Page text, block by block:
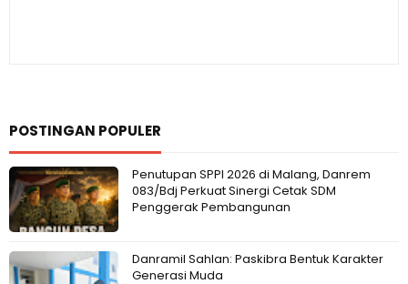
POSTINGAN POPULER
Penutupan SPPI 2026 di Malang, Danrem
083/Bdj Perkuat Sinergi Cetak SDM
Penggerak Pembangunan
Danramil Sahlan: Paskibra Bentuk Karakter
Generasi Muda